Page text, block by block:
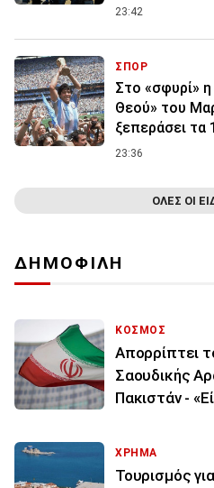
23:42
ΣΠΟΡ
Στο «σφυρί»
Θεού» του
ξεπεράσει τα
23:36
ΟΛΕΣ ΟΙ
ΔΗΜΟΦΙΛΗ
ΚΟΣΜΟΣ
Απορρίπτει
Σαουδικής
Πακιστάν -
ΧΡΗΜΑ
Τουρισμός